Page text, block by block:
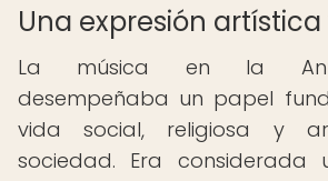
Una expresión
La música en la
desempeñaba un papel
vida social, religiosa y
sociedad. Era